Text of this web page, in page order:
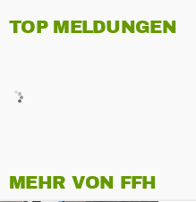
TOP MELDUNGEN
MEHR VON FFH